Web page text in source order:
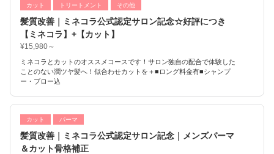
カット トリートメント その他
髪質改善｜ミネコラ公式認定サロン記念☆好評につき
【ミネコラ】+【カット】
¥15,980～
ミネコラとカットのオススメコースです！サロン独自の配合で体験した
ことのない潤ツヤ髪へ！似合わせカットを＋■ロング料金有■シャンプ
ー・ブロー込
カット パーマ
髪質改善｜ミネコラ公式認定サロン記念｜メンズパーマ
＆カット骨格補正